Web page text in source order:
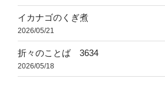
イカナゴのくぎ煮
2026/05/21
折々のことば 3634
2026/05/18